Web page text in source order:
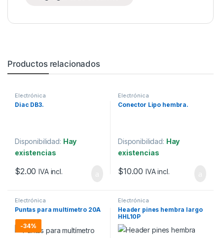
Productos relacionados
Electrónica
Diac DB3.
Disponibilidad: Hay
existencias
$2.00 IVA incl.
Electrónica
Conector Lipo hembra.
Disponibilidad: Hay
existencias
$10.00 IVA incl.
Electrónica
Puntas para multímetro 20A
-34%
Electrónica
Header pines hembra largo
HHL10P